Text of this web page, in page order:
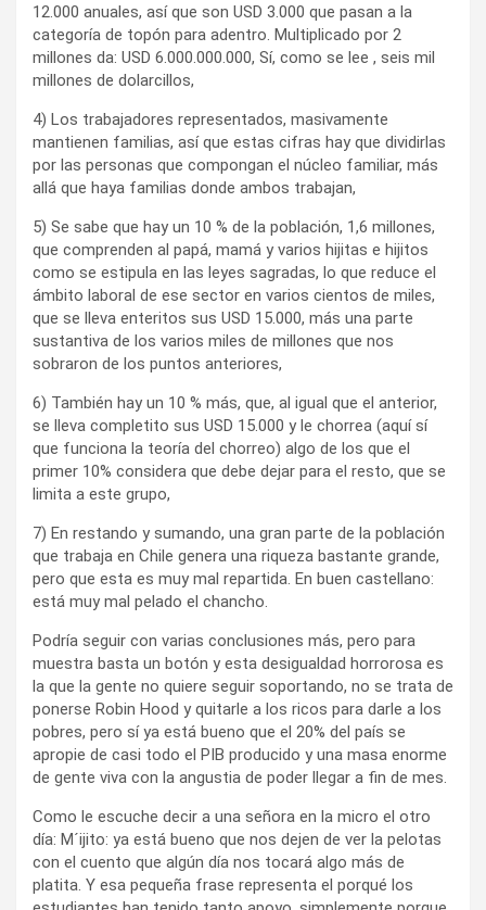
12.000 anuales, así que son USD 3.000 que pasan a la
categoría de topón para adentro. Multiplicado por 2
millones da: USD 6.000.000.000, Sí, como se lee , seis mil
millones de dolarcillos,
4) Los trabajadores representados, masivamente
mantienen familias, así que estas cifras hay que dividirlas
por las personas que compongan el núcleo familiar, más
allá que haya familias donde ambos trabajan,
5) Se sabe que hay un 10 % de la población, 1,6 millones,
que comprenden al papá, mamá y varios hijitas e hijitos
como se estipula en las leyes sagradas, lo que reduce el
ámbito laboral de ese sector en varios cientos de miles,
que se lleva enteritos sus USD 15.000, más una parte
sustantiva de los varios miles de millones que nos
sobraron de los puntos anteriores,
6) También hay un 10 % más, que, al igual que el anterior,
se lleva completito sus USD 15.000 y le chorrea (aquí sí
que funciona la teoría del chorreo) algo de los que el
primer 10% considera que debe dejar para el resto, que se
limita a este grupo,
7) En restando y sumando, una gran parte de la población
que trabaja en Chile genera una riqueza bastante grande,
pero que esta es muy mal repartida. En buen castellano:
está muy mal pelado el chancho.
Podría seguir con varias conclusiones más, pero para
muestra basta un botón y esta desigualdad horrorosa es
la que la gente no quiere seguir soportando, no se trata de
ponerse Robin Hood y quitarle a los ricos para darle a los
pobres, pero sí ya está bueno que el 20% del país se
apropie de casi todo el PIB producido y una masa enorme
de gente viva con la angustia de poder llegar a fin de mes.
Como le escuche decir a una señora en la micro el otro
día: M´ijito: ya está bueno que nos dejen de ver la pelotas
con el cuento que algún día nos tocará algo más de
platita. Y esa pequeña frase representa el porqué los